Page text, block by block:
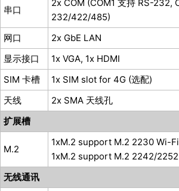
串口
2x COM (COM1 支持 RS-232,
232/422/485)
网口
2x GbE LAN
显示接口
1x VGA, 1x HDMI
SIM 卡槽
1x SIM slot for 4G (选配)
天线
2x SMA 天线孔
扩展槽
M.2
1xM.2 support M.2 2230 Wi-Fi
1xM.2 support M.2 2242/
无线通讯